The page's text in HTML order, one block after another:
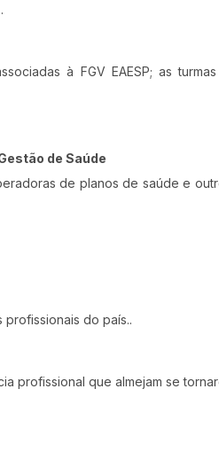
à FGV EAESP; as
de Saúde
de planos de saúde e
do país..
profissional que almejam se